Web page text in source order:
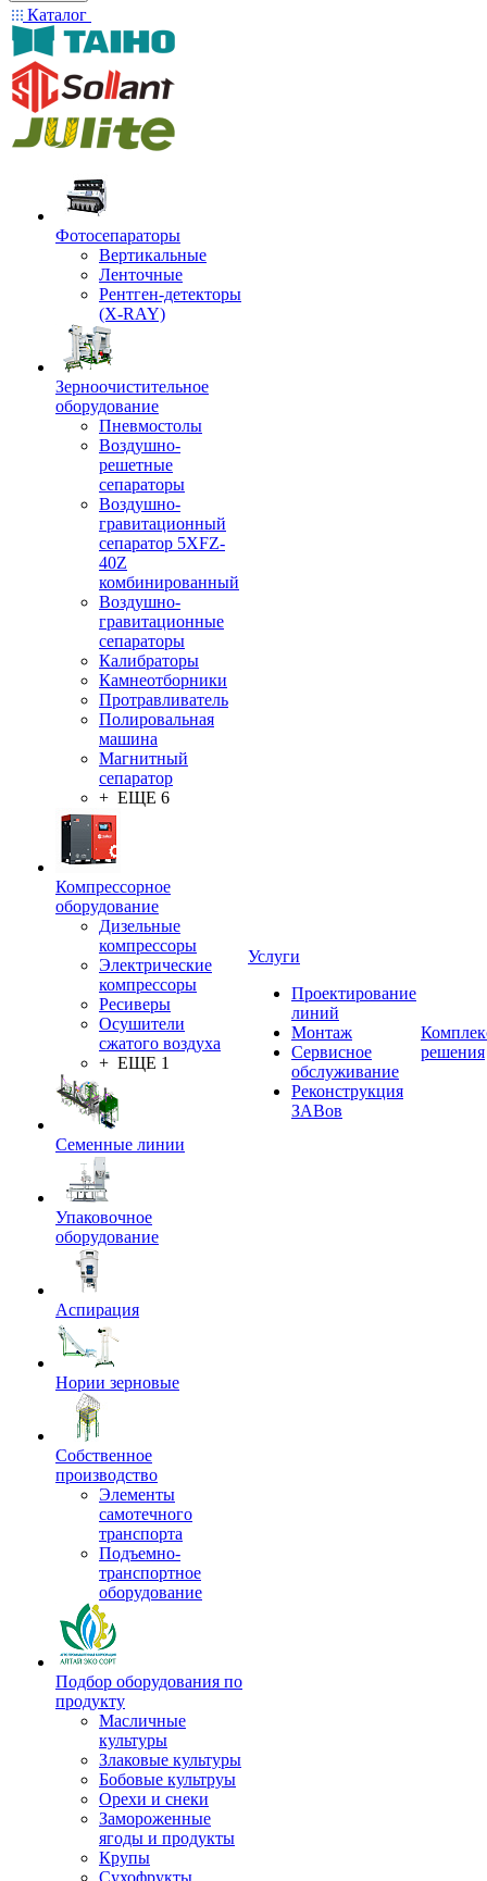
Каталог
Фотосепараторы
Вертикальные
Ленточные
Рентген-детекторы
(X-RAY)
Зерноочистительное
оборудование
Пневмостолы
Воздушно-
решетные
сепараторы
Воздушно-
гравитационный
сепаратор 5XFZ-
40Z
комбинированный
Воздушно-
гравитационные
сепараторы
Калибраторы
Камнеотборники
Протравливатель
Полировальная
машина
Магнитный
сепаратор
+ ЕЩЕ 6
Компрессорное
оборудование
Дизельные
компрессоры
Электрические
компрессоры
Ресиверы
Осушители
сжатого воздуха
+ ЕЩЕ 1
Семенные линии
Упаковочное
оборудование
Аспирация
Нории зерновые
Собственное
производство
Элементы
самотечного
транспорта
Подъемно-
транспортное
оборудование
Подбор оборудования по
продукту
Масличные
культуры
Злаковые культуры
Бобовые культруы
Орехи и снеки
Замороженные
ягоды и продукты
Крупы
Сухофрукты
Услуги
Проектирование
линий
Монтаж
Сервисное
обслуживание
Реконструкция
ЗАВов
решения